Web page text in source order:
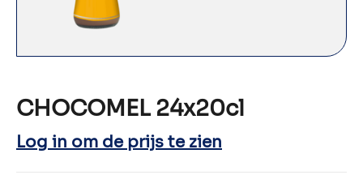
CHOCOMEL 24x20cl
Log in om de prijs te zien